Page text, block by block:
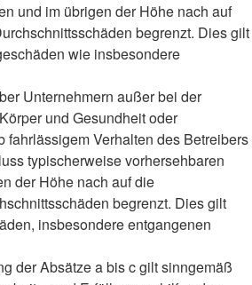
und im übrigen der Höhe nach auf
begrenzt. Dies gilt
wie insbesondere
Unternehmern außer bei der
und Gesundheit oder
fahrlässigem Verhalten des Betreibers
typischerweise vorhersehbaren
der Höhe nach auf die
begrenzt. Dies gilt
insbesondere entgangenen
der Absätze a bis c gilt sinngemäß